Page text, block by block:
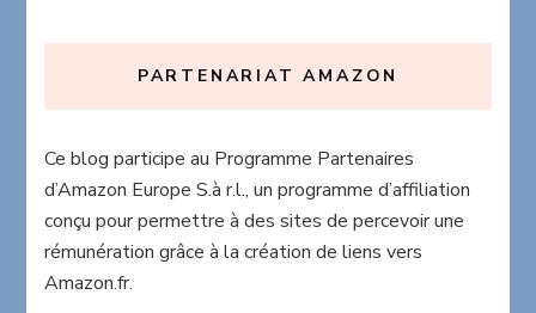
PARTENARIAT AMAZON
Ce blog participe au Programme Partenaires
d’Amazon Europe S.à r.l., un programme d’affiliation
conçu pour permettre à des sites de percevoir une
rémunération grâce à la création de liens vers
Amazon.fr.